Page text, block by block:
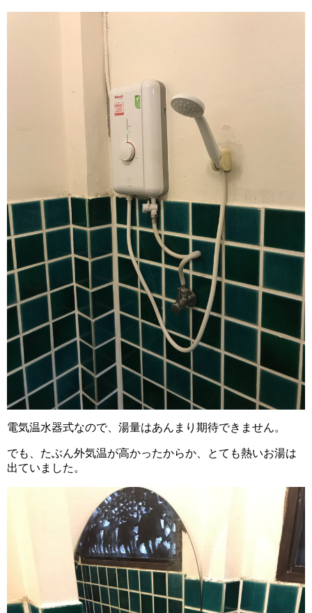
電気温水器式なので、湯量はあんまり期待できません。
でも、たぶん外気温が高かったからか、とても熱いお湯は
出ていました。